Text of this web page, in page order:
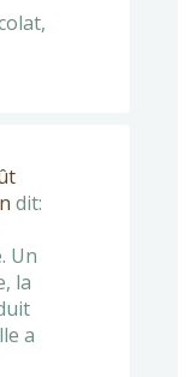
dit:
Un
la
a